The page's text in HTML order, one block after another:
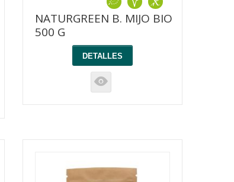
NATURGREEN B. MIJO BIO
500 G
DETALLES
K